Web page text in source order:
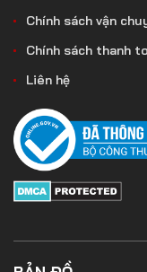
Chính sách vận
Chính sách thanh
Liên hệ